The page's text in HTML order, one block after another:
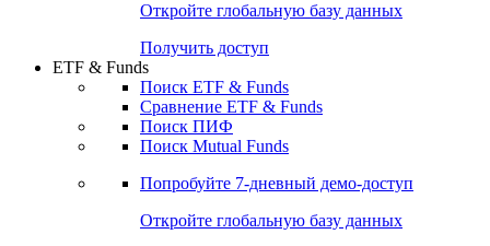
Поиск кредитов
Попробуйте7-дневный
Откройте глобальную базу данных
Получить доступ
ETF & Funds
Сравнение ETF & Funds
Поиск Mutual Funds